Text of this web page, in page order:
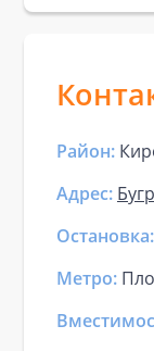
Район:
Адрес:
Остановка:
Метро: